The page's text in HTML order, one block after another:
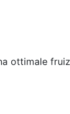
ottimale